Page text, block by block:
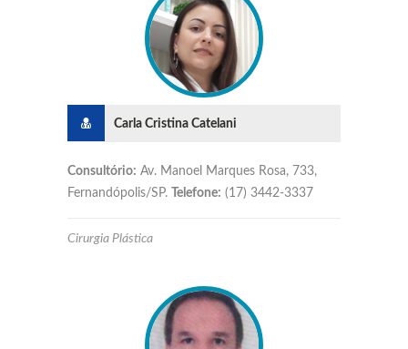
Carla Cristina Catelani
Consultório: Av. Manoel Marques Rosa, 733,
Fernandópolis/SP.
Telefone: (17) 3442-3337
Cirurgia Plástica